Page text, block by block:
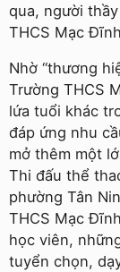
qua, người
THCS Mạc
Nhờ “thương
Trường THCS
lứa tuổi khác
đáp ứng nhu
mở thêm một
Thi đấu thể
phường Tân
THCS Mạc
học viên,
tuyển chọn,